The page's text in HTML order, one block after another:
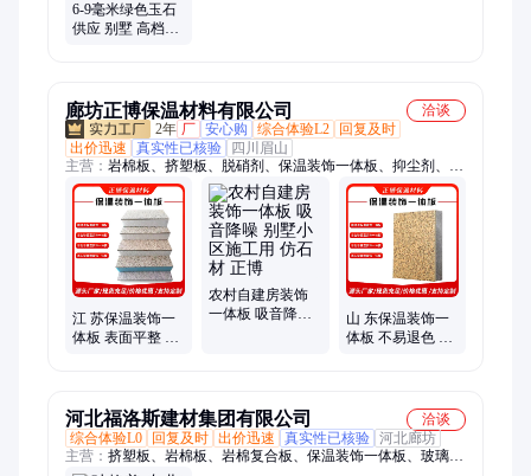
6-9毫米绿色玉石
供应 别墅 高档场
廊坊正博保温材料有限公司
洽谈
2年 厂 安心购 综合体验L2
回复及时
出价迅速
真实性已核验
四川眉山
主营： 岩棉板、挤塑板、脱硝剂、保温装饰一体板、抑尘剂、脱
硫剂、橡塑管、橡塑板、杀菌灭藻剂、缓蚀阻垢剂、除垢剂、臭
味剂、硅酸铝针刺毯、低温脱硝剂、玻璃棉、玻璃棉板、玻璃棉
管、玻璃棉卷毡、水处理药剂、固体脱硝剂、离心玻璃棉板、外
墙岩棉保温板、柔性防火包裹、硅酸铝纤维毡
江 苏保温装饰一
体板 表面平整 别
农村自建房装饰
一体板 吸音降噪
山 东保温装饰一
体板 不易退色 别
河北福洛斯建材集团有限公司
洽谈
综合体验L0
回复及时 出价迅速 真实性已核验 河北廊坊
主营： 挤塑板、岩棉板、岩棉复合板、保温装饰一体板、玻璃